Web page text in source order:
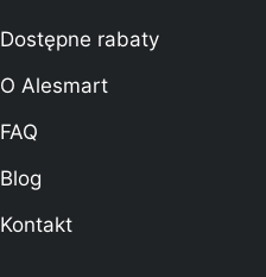
Dostępne rabaty
O Alesmart
FAQ
Blog
Kontakt